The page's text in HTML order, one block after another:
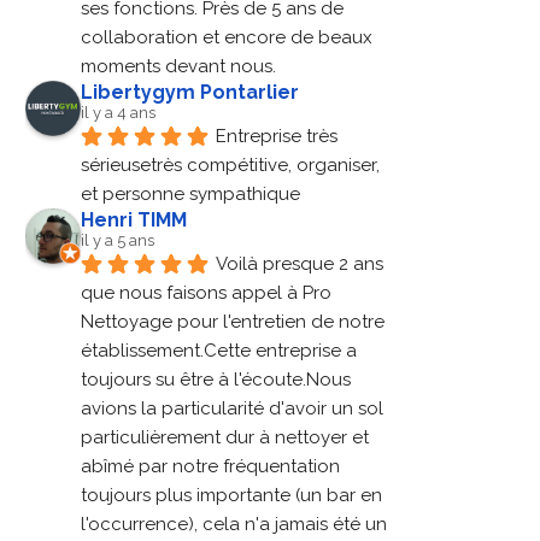
ses fonctions. Près de 5 ans de
collaboration et encore de beaux
moments devant nous.
Libertygym Pontarlier
il y a 4 ans
Entreprise très
sérieusetrès compétitive, organiser,
et personne sympathique
Henri TIMM
il y a 5 ans
Voilà presque 2 ans
que nous faisons appel à Pro
Nettoyage pour l'entretien de notre
établissement.Cette entreprise a
toujours su être à l'écoute.Nous
avions la particularité d'avoir un sol
particulièrement dur à nettoyer et
abîmé par notre fréquentation
toujours plus importante (un bar en
l'occurrence), cela n'a jamais été un